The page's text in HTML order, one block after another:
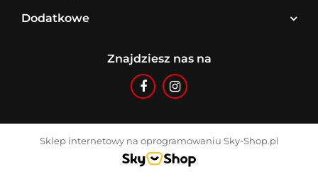
Dodatkowe
Znajdziesz nas na
Sklep internetowy na oprogramowaniu Sky-Shop.pl